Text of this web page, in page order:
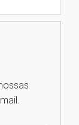
Centro
Feira